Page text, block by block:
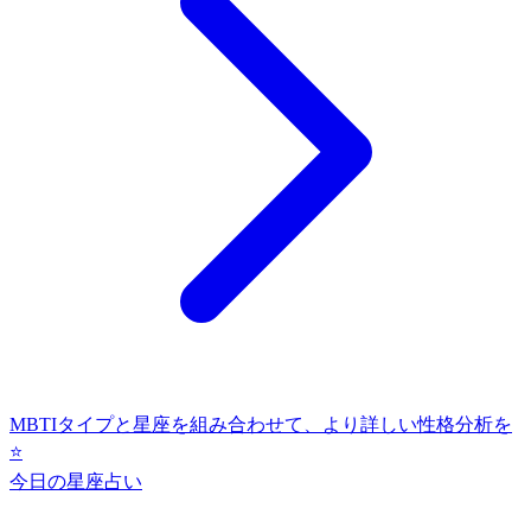
MBTIタイプと星座を組み合わせて、より詳しい性格分析を
⭐
今日の星座占い